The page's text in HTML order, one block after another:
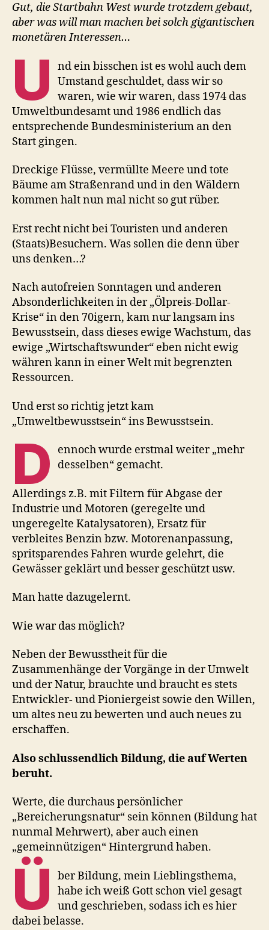
Gut, die Startbahn West wurde trotzdem gebaut,
aber was will man machen bei solch gigantischen
monetären Interessen…
U
nd ein bisschen ist es wohl auch dem
Umstand geschuldet, dass wir so
waren, wie wir waren, dass 1974 das
Umweltbundesamt und 1986 endlich das
entsprechende Bundesministerium an den
Start gingen.
Dreckige Flüsse, vermüllte Meere und tote
Bäume am Straßenrand und in den Wäldern
kommen halt nun mal nicht so gut rüber.
Erst recht nicht bei Touristen und anderen
(Staats)Besuchern. Was sollen die denn über
uns denken…?
Nach autofreien Sonntagen und anderen
Absonderlichkeiten in der „Ölpreis-Dollar-
Krise“ in den 70igern, kam nur langsam ins
Bewusstsein, dass dieses ewige Wachstum, das
ewige „Wirtschaftswunder“ eben nicht ewig
währen kann in einer Welt mit begrenzten
Ressourcen.
Und erst so richtig jetzt kam
„Umweltbewusstsein“ ins Bewusstsein.
D
ennoch wurde erstmal weiter „mehr
desselben“ gemacht.
Allerdings z.B. mit Filtern für Abgase der
Industrie und Motoren (geregelte und
ungeregelte Katalysatoren), Ersatz für
verbleites Benzin bzw. Motorenanpassung,
spritsparendes Fahren wurde gelehrt, die
Gewässer geklärt und besser geschützt usw.
Man hatte dazugelernt.
Wie war das möglich?
Neben der Bewusstheit für die
Zusammenhänge der Vorgänge in der Umwelt
und der Natur, brauchte und braucht es stets
Entwickler- und Pioniergeist sowie den Willen,
um altes neu zu bewerten und auch neues zu
erschaffen.
Also schlussendlich Bildung, die auf Werten
beruht.
Werte, die durchaus persönlicher
„Bereicherungsnatur“ sein können (Bildung hat
nunmal Mehrwert), aber auch einen
„gemeinnützigen“ Hintergrund haben.
Ü
ber Bildung, mein Lieblingsthema,
habe ich weiß Gott schon viel gesagt
und geschrieben, sodass ich es hier
dabei belasse.